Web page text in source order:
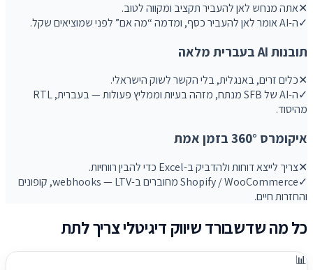
✕אתה מנחש לאן להעביר תקציב ומקווה לטוב.
✓ה-AI אומר לאן להעביר כסף, ומדמה “מה אם” לפני שמוציאים שקל.
תובנות AI בעברית מלאה
✕כלים זרים, באנגלית, בלי הקשר לשוק הישראלי.
✓
ה-AI של SFB מנתח, מזהה בעיות וממליץ פעולות — בעברית, RTL
מהיסוד.
איקומרס 360° בזמן אמת
✕צריך לייצא דוחות ולהדביק ב-Excel כדי להבין רווחיות.
✓
Shopify / WooCommerce מחוברים ב-webhooks — LTV, קופונים
והחזרות חיים.
כל מה שדשבורד שיווק דיגיטלי צריך לתת
📊